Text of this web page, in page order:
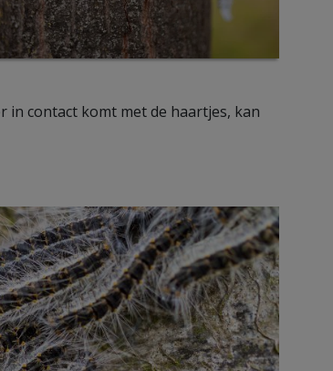
in contact komt met de haartjes, kan